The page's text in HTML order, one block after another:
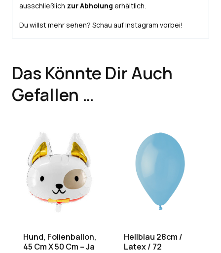
ausschließlich zur Abholung erhältlich.
Du willst mehr sehen? Schau aufInstagram vorbei!
Das Könnte Dir Auch
Gefallen …
Hund, Folienballon,
45 Cm X 50 Cm – Ja
Hellblau 28cm /
Latex / 72